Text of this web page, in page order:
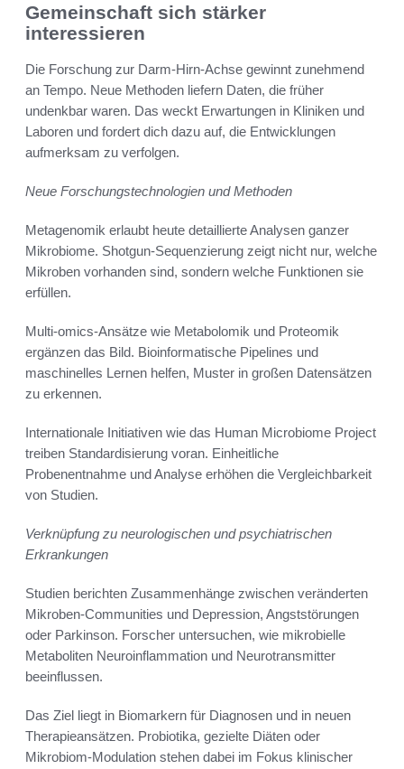
Gemeinschaft sich stärker
interessieren
Die Forschung zur Darm-Hirn-Achse gewinnt zunehmend
an Tempo. Neue Methoden liefern Daten, die früher
undenkbar waren. Das weckt Erwartungen in Kliniken und
Laboren und fordert dich dazu auf, die Entwicklungen
aufmerksam zu verfolgen.
Neue Forschungstechnologien und Methoden
Metagenomik erlaubt heute detaillierte Analysen ganzer
Mikrobiome. Shotgun-Sequenzierung zeigt nicht nur, welche
Mikroben vorhanden sind, sondern welche Funktionen sie
erfüllen.
Multi-omics-Ansätze wie Metabolomik und Proteomik
ergänzen das Bild. Bioinformatische Pipelines und
maschinelles Lernen helfen, Muster in großen Datensätzen
zu erkennen.
Internationale Initiativen wie das Human Microbiome Project
treiben Standardisierung voran. Einheitliche
Probenentnahme und Analyse erhöhen die Vergleichbarkeit
von Studien.
Verknüpfung zu neurologischen und psychiatrischen
Erkrankungen
Studien berichten Zusammenhänge zwischen veränderten
Mikroben-Communities und Depression, Angststörungen
oder Parkinson. Forscher untersuchen, wie mikrobielle
Metaboliten Neuroinflammation und Neurotransmitter
beeinflussen.
Das Ziel liegt in Biomarkern für Diagnosen und in neuen
Therapieansätzen. Probiotika, gezielte Diäten oder
Mikrobiom-Modulation stehen dabei im Fokus klinischer